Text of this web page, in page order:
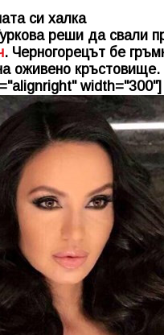
си халка
реши да свали
. Черногорецът бе
оживено кръстовище.
width="300"]